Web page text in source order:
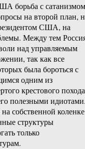
борьба с сатанизмом
на второй план,
США, на
Между тем
над управляемым
так как все
была бороться с
одним из
крестового
полезными
собственной
структуры
только